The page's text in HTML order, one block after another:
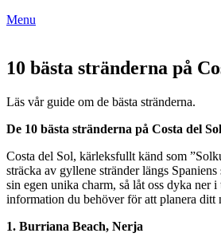
Menu
10 bästa stränderna på
Läs vår guide om de bästa stränderna.
De 10 bästa stränderna på Costa del Sol
Costa del Sol, kärleksfullt känd som
sträcka av gyllene stränder längs
sin egen unika charm, så låt oss dyka ner
information du behöver för att planera ditt
1. Burriana Beach, Nerja